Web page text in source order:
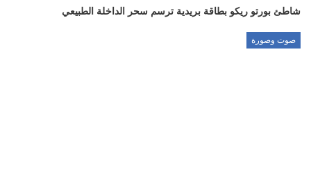
شاطئ بورتو ريكو بطاقة بريدية ترسم سحر الداخلة الطبيعي
صوت وصورة